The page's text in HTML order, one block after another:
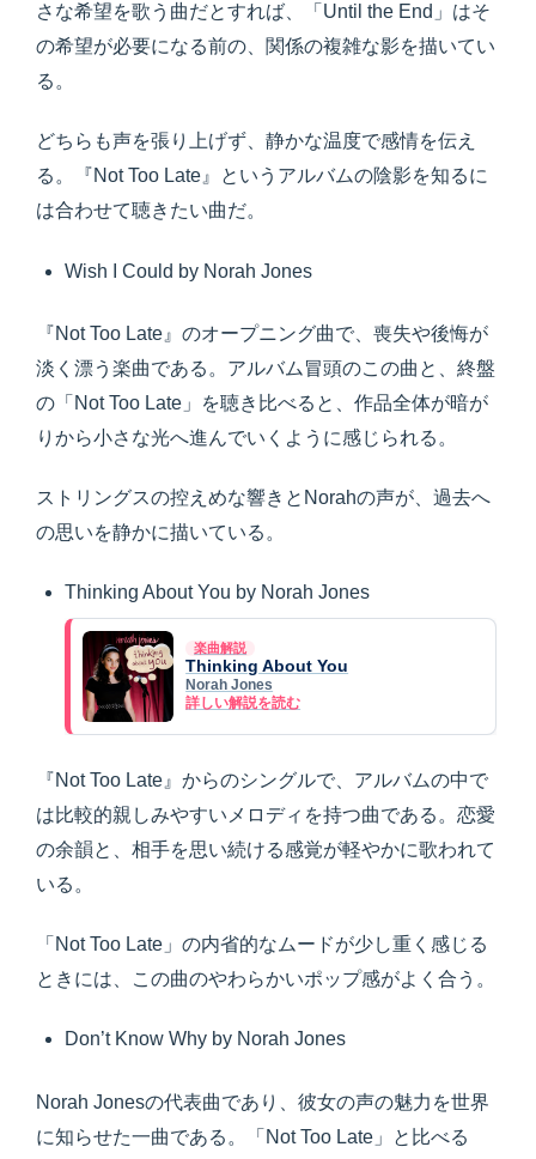
さな希望を歌う曲だとすれば、「Until the End」はそ
の希望が必要になる前の、関係の複雑な影を描いてい
る。
どちらも声を張り上げず、静かな温度で感情を伝え
る。『Not Too Late』というアルバムの陰影を知るに
は合わせて聴きたい曲だ。
Wish I Could by Norah Jones
『Not Too Late』のオープニング曲で、喪失や後悔が
淡く漂う楽曲である。アルバム冒頭のこの曲と、終盤
の「Not Too Late」を聴き比べると、作品全体が暗が
りから小さな光へ進んでいくように感じられる。
ストリングスの控えめな響きとNorahの声が、過去へ
の思いを静かに描いている。
Thinking About You by Norah Jones
楽曲解説
Thinking About You
Norah Jones
詳しい解説を読む
『Not Too Late』からのシングルで、アルバムの中で
は比較的親しみやすいメロディを持つ曲である。恋愛
の余韻と、相手を思い続ける感覚が軽やかに歌われて
いる。
「Not Too Late」の内省的なムードが少し重く感じる
ときには、この曲のやわらかいポップ感がよく合う。
Don’t Know Why by Norah Jones
Norah Jonesの代表曲であり、彼女の声の魅力を世界
に知らせた一曲である。「Not Too Late」と比べる